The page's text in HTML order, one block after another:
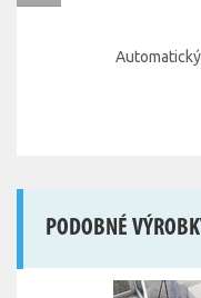
PODOBNÉ